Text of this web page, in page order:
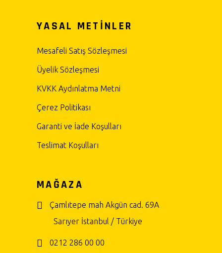
YASAL METİNLER
Mesafeli Satış Sözleşmesi
Üyelik Sözleşmesi
KVKK Aydınlatma Metni
Çerez Politikası
Garanti ve İade Koşulları
Teslimat Koşulları
MAĞAZA
Çamlıtepe mah Akgün cad. 69A
Sarıyer İstanbul / Türkiye
0212 286 00 00